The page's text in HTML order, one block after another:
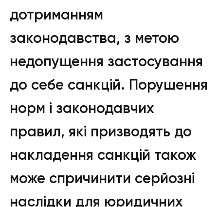
дотриманням
законодавства, з метою
недопущення застосування
до себе санкцій. Порушення
норм і законодавчих
правил, які призводять до
накладення санкцій також
може спричинити серйозні
наслідки для юридичних